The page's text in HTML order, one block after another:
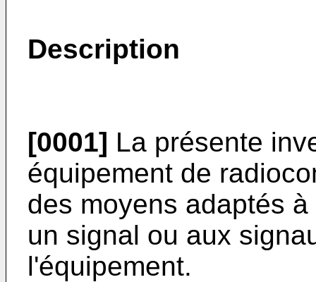
Description
[0001] La présente
équipement de
des moyens adaptés
un signal ou aux
l'équipement.